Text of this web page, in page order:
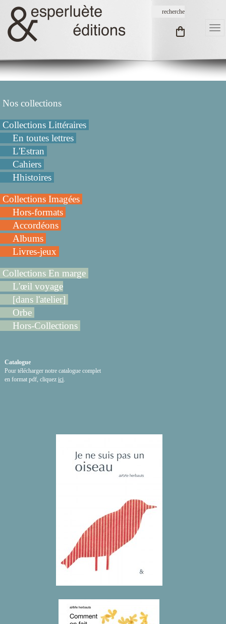
Nos collections
Collections Littéraires
En toutes lettres
L'Estran
Cahiers
Hhistoires
Collections Imagées
Hors-formats
Accordéons
Albums
Livres-jeux
Collections En marge
L'œil voyage
[dans l'atelier]
Orbe
Hors-Collections
Catalogue
Pour télécharger notre catalogue complet
en format pdf, cliquez ici.